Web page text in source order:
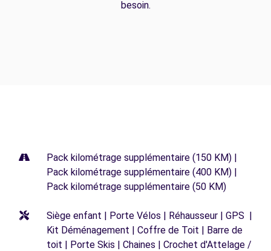
besoin.
Pack kilométrage supplémentaire (150 KM) |
Pack kilométrage supplémentaire (400 KM) |
Pack kilométrage supplémentaire (50 KM)
Siège enfant | Porte Vélos | Réhausseur | GPS |
Kit Déménagement | Coffre de Toit | Barre de
toit | Porte Skis | Chaines | Crochet d'Attelage /